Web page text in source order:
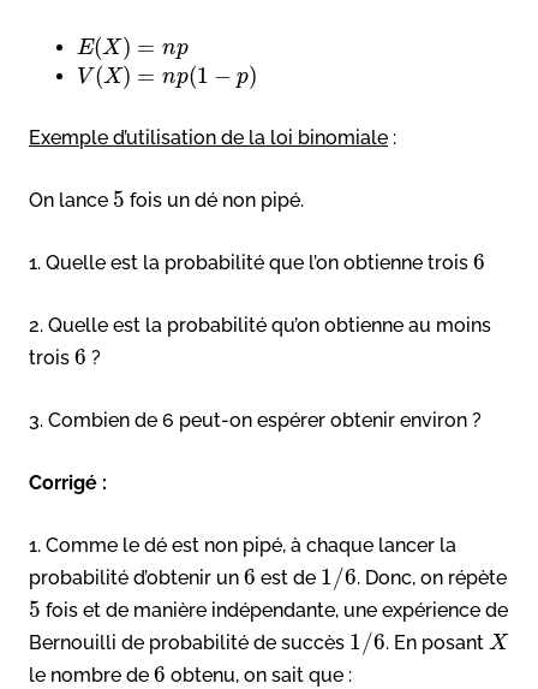
E(X) = np
V(X) = np(1 − p)
Exemple d’utilisation de la loi binomiale :
On lance 5 fois un dé non pipé.
1. Quelle est la probabilité que l’on obtienne trois 6
2. Quelle est la probabilité qu’on obtienne au moins
trois 6 ?
3. Combien de 6 peut-on espérer obtenir environ ?
Corrigé :
1. Comme le dé est non pipé, à chaque lancer la
probabilité d’obtenir un 6 est de 1/6. Donc, on répète
5 fois et de manière indépendante, une expérience de
Bernouilli de probabilité de succès 1/6. En posant X
le nombre de 6 obtenu, on sait que :